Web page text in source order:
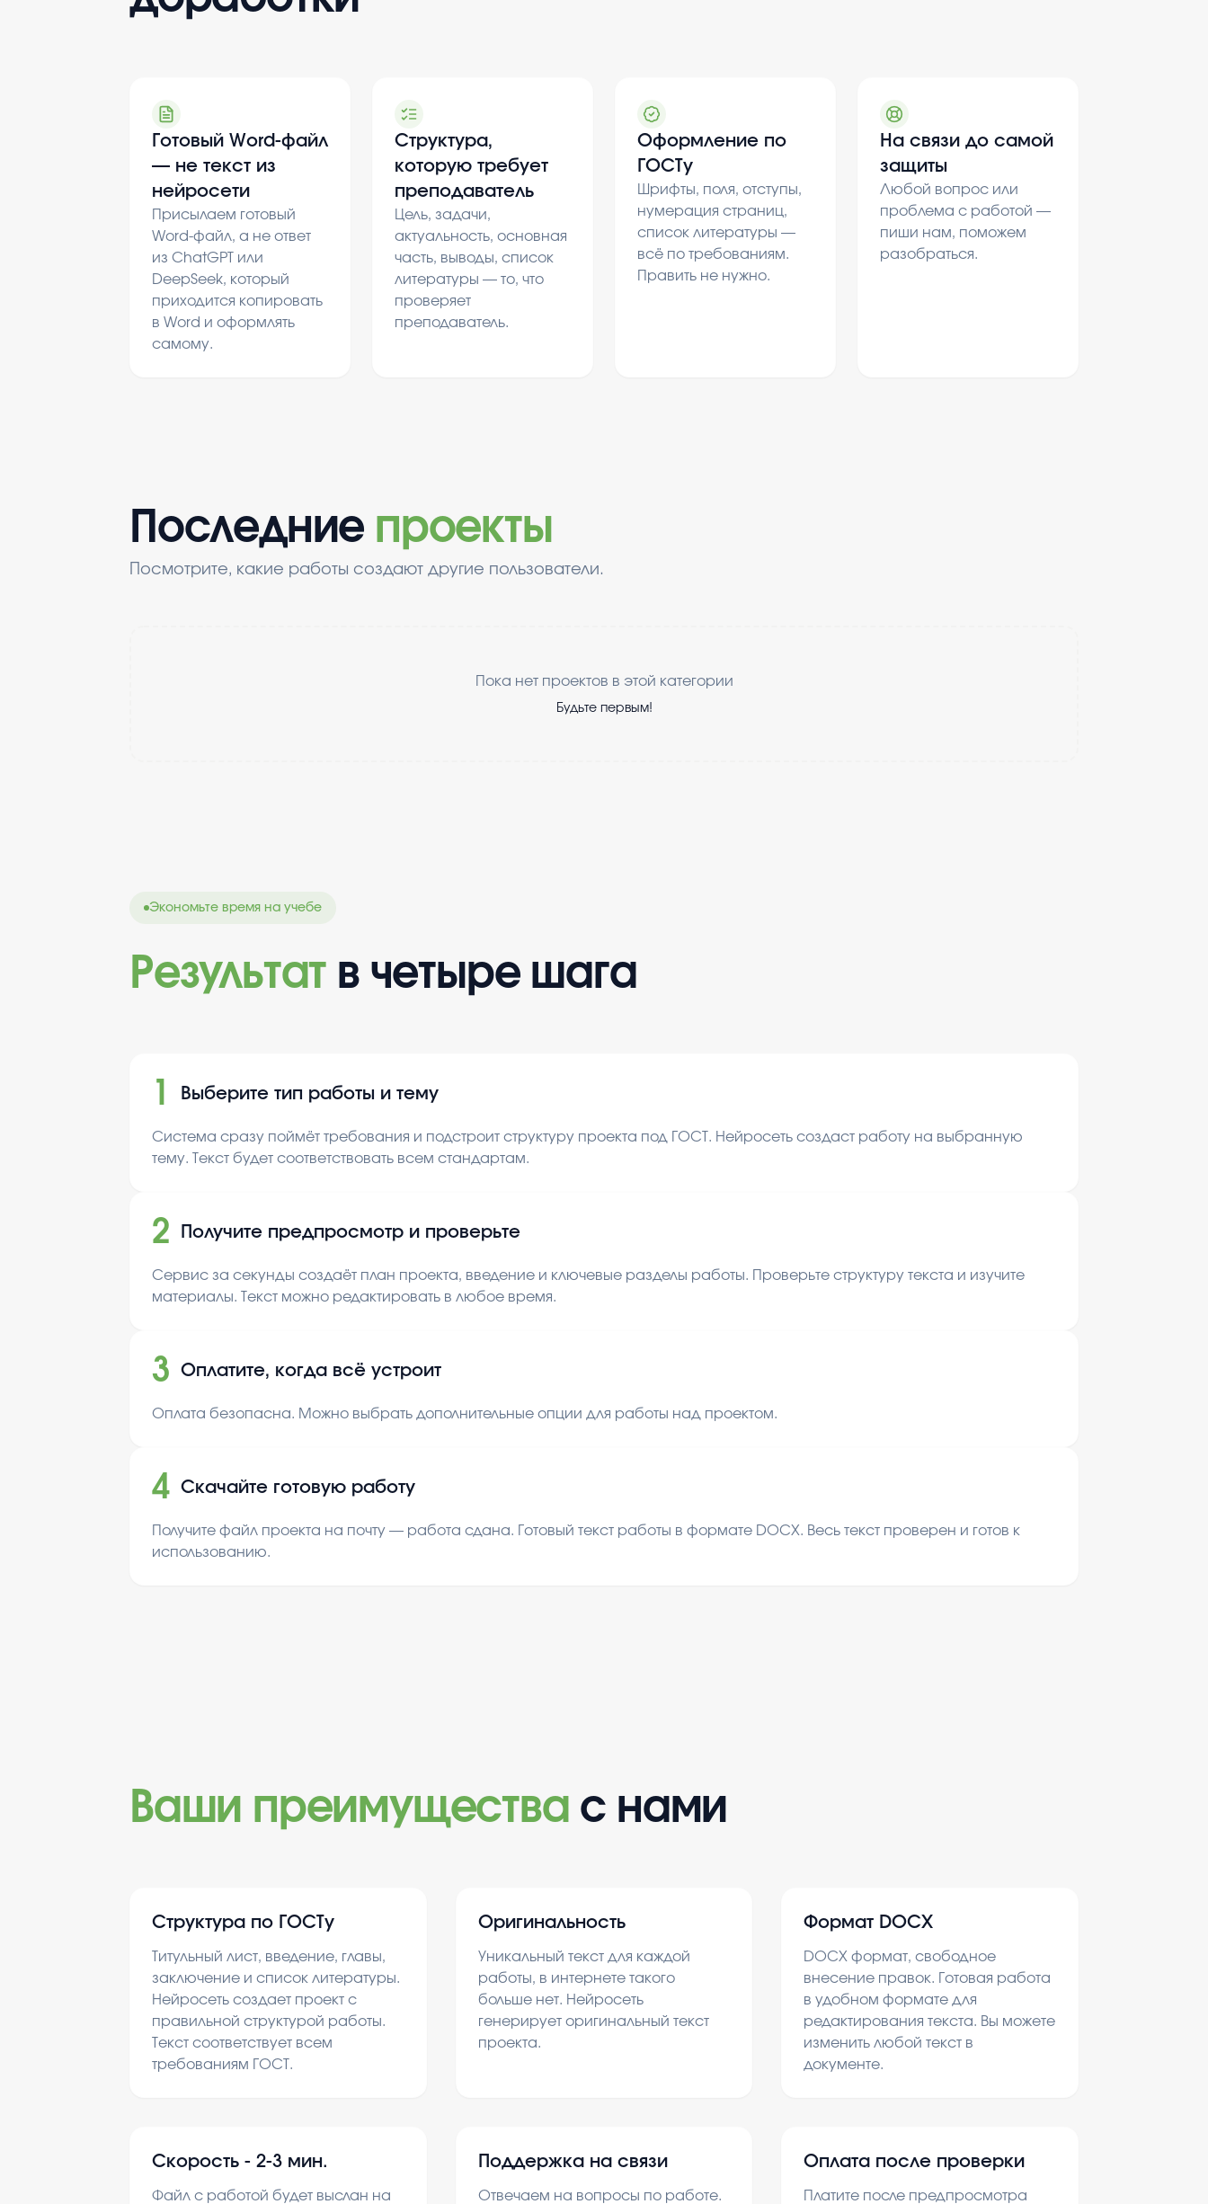
Готовый Word-файл
— не текст из
нейросети
Присылаем готовый
Word-файл, а не ответ
из ChatGPT или
DeepSeek, который
приходится копировать
в Word и оформлять
самому.
Структура,
которую требует
преподаватель
Цель, задачи,
актуальность, основная
часть, выводы, список
литературы — то, что
проверяет
преподаватель.
Оформление по
ГОСТу
Шрифты, поля, отступы,
нумерация страниц,
список литературы —
всё по требованиям.
Править не нужно.
На связи до самой
защиты
Любой вопрос или
проблема с работой —
пиши нам, поможем
разобраться.
Последние проекты
Посмотрите, какие работы создают другие пользователи.
Пока нет проектов в этой категории
Будьте первым!
Экономьте время на учебе
Результат в четыре шага
1 Выберите тип работы и тему
Система сразу поймёт требования и подстроит структуру проекта под ГОСТ. Нейросеть создаст работу на выбранную
тему. Текст будет соответствовать всем стандартам.
2 Получите предпросмотр и проверьте
Сервис за секунды создаёт план проекта, введение и ключевые разделы работы. Проверьте структуру текста и изучите
материалы. Текст можно редактировать в любое время.
3 Оплатите, когда всё устроит
Оплата безопасна. Можно выбрать дополнительные опции для работы над проектом.
4 Скачайте готовую работу
Получите файл проекта на почту — работа сдана. Готовый текст работы в формате DOCX. Весь текст проверен и готов к
использованию.
Ваши преимущества с нами
Структура по ГОСТу
Титульный лист, введение, главы,
заключение и список литературы.
Нейросеть создает проект с
правильной структурой работы.
Текст соответствует всем
требованиям ГОСТ.
Оригинальность
Уникальный текст для каждой
работы, в интернете такого
больше нет. Нейросеть
генерирует оригинальный текст
проекта.
Формат DOCX
DOCX формат, свободное
внесение правок. Готовая работа
в удобном формате для
редактирования текста. Вы можете
изменить любой текст в
документе.
Скорость - 2-3 мин.
Файл с работой будет выслан на
Поддержка на связи
Отвечаем на вопросы по работе.
Оплата после проверки
Платите после предпросмотра